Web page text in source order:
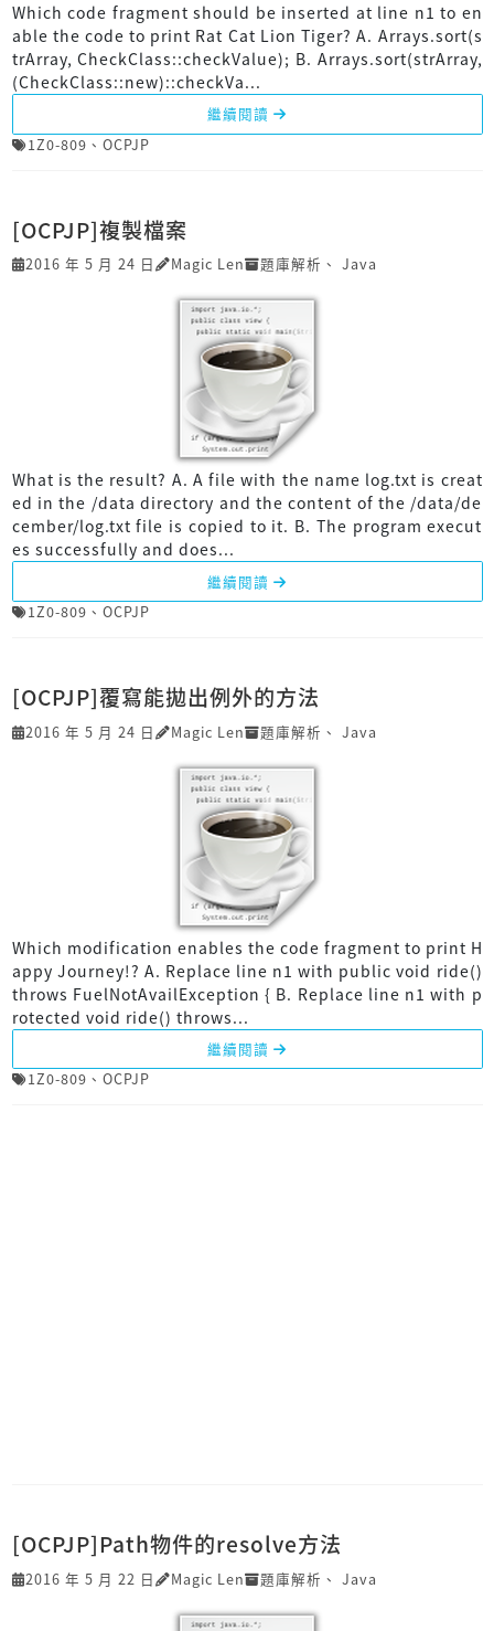
Which code fragment should be inserted at line n1 to en
able the code to print Rat Cat Lion Tiger? A. Arrays.sort(s
trArray, CheckClass::checkValue); B. Arrays.sort(strArray,
(CheckClass::new)::checkVa...
繼續閱讀
1Z0-809 、 OCPJP
[OCPJP]複製檔案
2016 年 5 月 24 日 Magic Len 題庫解析 、 Java
What is the result? A. A file with the name log.txt is creat
ed in the /data directory and the content of the /data/de
cember/log.txt file is copied to it. B. The program execut
es successfully and does...
繼續閱讀
1Z0-809 、 OCPJP
[OCPJP]覆寫能拋出例外的方法
2016 年 5 月 24 日 Magic Len 題庫解析 、 Java
Which modification enables the code fragment to print H
appy Journey!? A. Replace line n1 with public void ride()
throws FuelNotAvailException { B. Replace line n1 with p
rotected void ride() throws...
繼續閱讀
1Z0-809 、 OCPJP
[OCPJP]Path物件的resolve方法
2016 年 5 月 22 日 Magic Len 題庫解析 、 Java